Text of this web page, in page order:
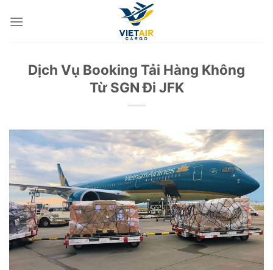
Dịch Vụ Booking Tải Hàng Không
Từ SGN Đi JFK